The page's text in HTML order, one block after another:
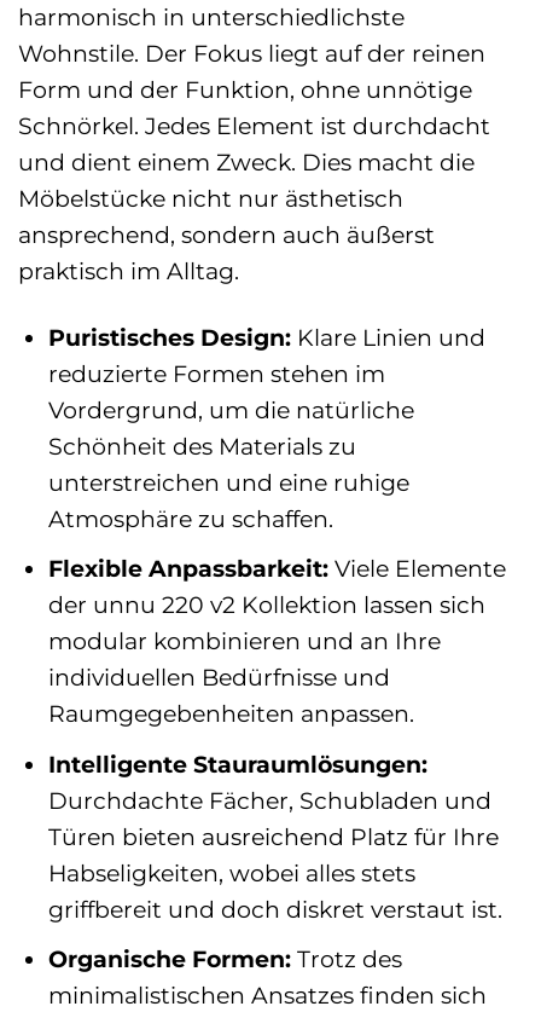
harmonisch in unterschiedlichste
Wohnstile. Der Fokus liegt auf der reinen
Form und der Funktion, ohne unnötige
Schnörkel. Jedes Element ist durchdacht
und dient einem Zweck. Dies macht die
Möbelstücke nicht nur ästhetisch
ansprechend, sondern auch äußerst
praktisch im Alltag.
Puristisches Design:Klare Linien und
reduzierte Formen stehen im
Vordergrund, um die natürliche
Schönheit des Materials zu
unterstreichen und eine ruhige
Atmosphäre zu schaffen.
Flexible Anpassbarkeit:Viele Elemente
der unnu 220 v2 Kollektion lassen sich
modular kombinieren und an Ihre
individuellen Bedürfnisse und
Raumgegebenheiten anpassen.
Intelligente Stauraumlösungen:
Durchdachte Fächer, Schubladen und
Türen bieten ausreichend Platz für Ihre
Habseligkeiten, wobei alles stets
griffbereit und doch diskret verstaut ist.
Organische Formen:Trotz des
minimalistischen Ansatzes finden sich